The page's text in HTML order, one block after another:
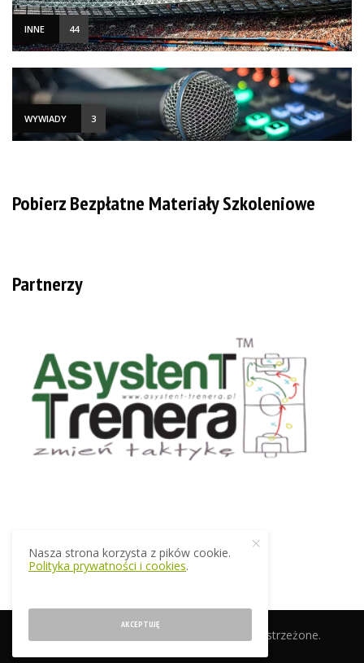
INNE 44
WYWIADY 3
Pobierz Bezpłatne Materiały Szkoleniowe
Partnerzy
© 2019 EkstraTrener.pl. Wszelkie prawa zastrzeżone.
Nasza strona korzysta z pików cookie.
Polityka prywatności i cookies.
AKCEPTUJĘ